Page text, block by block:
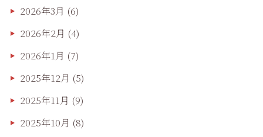
2026年3月 (6)
2026年2月 (4)
2026年1月 (7)
2025年12月 (5)
2025年11月 (9)
2025年10月 (8)